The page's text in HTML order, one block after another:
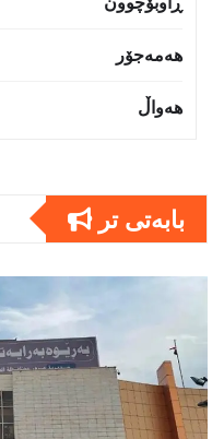
هەمەجۆر
هەواڵ
بابەتى تر